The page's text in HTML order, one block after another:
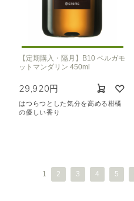
【定期購入・隔月】B10 ベルガモ
ットマンダリン 450ml
29,920円
はつらつとした気分を高める柑橘
の優しい香り
1 2 3 4 5